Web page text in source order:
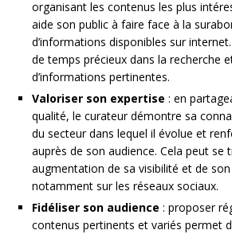
organisant les contenus les plus
aide son public à faire face à la
d’informations disponibles sur
de temps précieux dans la recherche
d’informations pertinentes.
Valoriser son expertise : en
qualité, le curateur démontre sa
du secteur dans lequel il évolue et
auprès de son audience. Cela peut se
augmentation de sa visibilité et de
notamment sur les réseaux sociaux.
Fidéliser son audience : proposer
contenus pertinents et variés permet